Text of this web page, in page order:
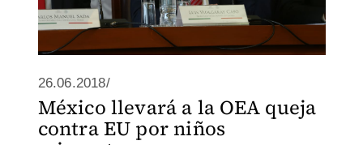
26.06.2018/
México llevará a la OEA queja
contra EU por niños